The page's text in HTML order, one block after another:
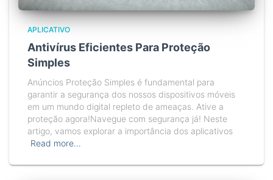
APLICATIVO
Antivírus Eficientes Para Proteção
Simples
Anúncios Proteção Simples é fundamental para
garantir a segurança dos nossos dispositivos móveis
em um mundo digital repleto de ameaças. Ative a
proteção agora!Navegue com segurança já! Neste
artigo, vamos explorar a importância dos aplicativos
Read more…